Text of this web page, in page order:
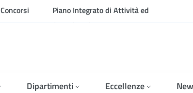
Concorsi
Piano Integrato di Attività ed
Organizzazione
Dipartimenti Eccellenze